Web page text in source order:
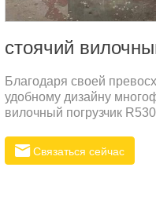
стоячий
Благодаря своей
удобному дизайну
вилочный погрузчик
Связаться сейчас